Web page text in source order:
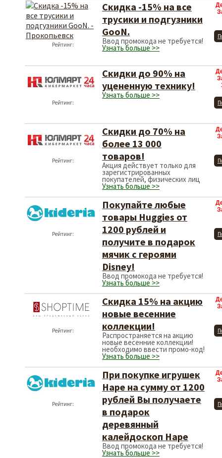
Рейтинг:
Скидка -15% на все
трусики и подгузники
GooN.
Ввод промокода не требуется!
Узнать больше >>
Рейтинг:
Скидки до 90% на
уцененную технику!
Узнать больше >>
Рейтинг:
Скидки до 70% на
более 13 000
товаров!
Акция действует только для
зарегистрированных
покупателей, физических лиц
Узнать больше >>
Рейтинг:
Покупайте любые
товары Huggies от
1200 рублей и
получите в подарок
мячик с героями
Disney!
Ввод промокода не требуется!
Узнать больше >>
Рейтинг:
Скидка 15% на акцию
новые весенние
коллекции!
Распространяется на акцию
новые весенние коллекции!
необходимо ввести промо-код!
Узнать больше >>
Рейтинг:
При покупке игрушек
Hape на сумму от 1200
рублей Вы получаете
в подарок
деревянный
калейдоскоп Hape
Ввод промокода не требуется!
Узнать больше >>